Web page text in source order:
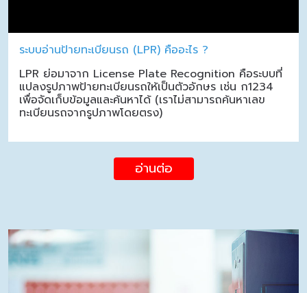
ระบบอ่านป้ายทะเบียนรถ (LPR) คืออะไร ?
LPR ย่อมาจาก License Plate Recognition คือระบบที่
แปลงรูปภาพป้ายทะเบียนรถให้เป็นตัวอักษร เช่น ก1234
เพื่อจัดเก็บข้อมูลและค้นหาได้ (เราไม่สามารถค้นหาเลข
ทะเบียนรถจากรูปภาพโดยตรง)
อ่านต่อ